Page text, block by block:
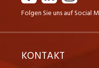
Folgen Sie uns auf Social
KONTAKT